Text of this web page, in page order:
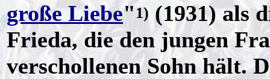
große Liebe"1) (1931) als
Frieda, die den jungen
verschollenen Sohn hält.